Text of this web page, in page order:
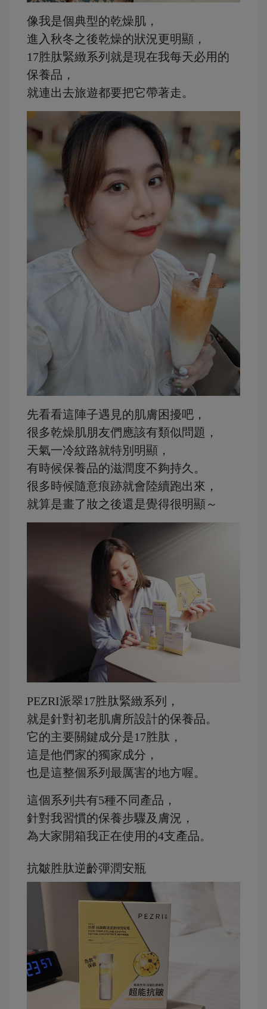
像我是個典型的乾燥肌，
進入秋冬之後乾燥的狀況更明顯，
17胜肽緊緻系列就是現在我每天必用的
保養品，
就連出去旅遊都要把它帶著走。
先看看這陣子遇見的肌膚困擾吧，
很多乾燥肌朋友們應該有類似問題，
天氣一冷紋路就特別明顯，
有時候保養品的滋潤度不夠持久。
很多時候隨意痕跡就會陸續跑出來，
就算是畫了妝之後還是覺得很明顯～
PEZRI派翠17胜肽緊緻系列，
就是針對初老肌膚所設計的保養品。
它的主要關鍵成分是17胜肽，
這是他們家的獨家成分，
也是這整個系列最厲害的地方喔。
這個系列共有5種不同產品，
針對我習慣的保養步驟及膚況，
為大家開箱我正在使用的4支產品。
抗皺胜肽逆齡彈潤安瓶